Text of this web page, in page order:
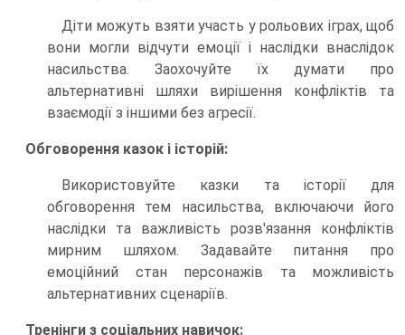
Діти можуть взяти участь у рольових іграх, щоб
вони могли відчути емоції і наслідки внаслідок
насильства. Заохочуйте їх думати про
альтернативні шляхи вирішення конфліктів та
взаємодії з іншими без агресії.
Обговорення казок і історій:
Використовуйте казки та історії для
обговорення тем насильства, включаючи його
наслідки та важливість розв'язання конфліктів
мирним шляхом. Задавайте питання про
емоційний стан персонажів та можливість
альтернативних сценаріїв.
Тренінги з соціальних навичок: